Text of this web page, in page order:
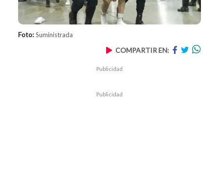
Foto:Suministrada
COMPARTIR EN:
Publicidad
Publicidad